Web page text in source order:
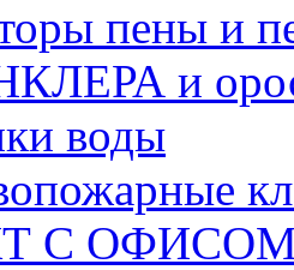
пены и
и
воды
С ОФИСОМ